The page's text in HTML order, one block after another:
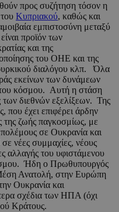
προς συζήτηση τόσον η
Κυπριακού, καθώς και
εμπιστοσύνη μεταξύ
προϊόν των
και της
του ΟΗΕ και της
διαλόγου κλπ. Όλα
εκείνων των δυνάμεων
του κόσμου. Αυτή η στάση
των διεθνών εξελίξεων. Της
που έχει επιφέρει άρδην
της ζωής παγκοσμίως, με
σε Ουκρανία και
νέες συμμαχίες, νέους
αλλαγής του υφιστάμενου
Ήδη ο Πρωθυπουργός
Ανατολή, στην Ευρώπη
Ουκρανία και
σχέδια των ΗΠΑ (όχι
Κράτους.